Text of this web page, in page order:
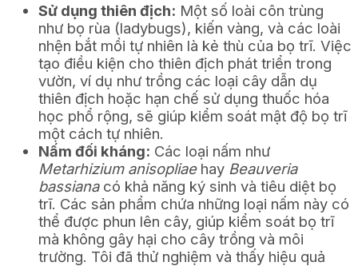
Sử dụng thiên địch: Một số loài côn trùng
như bọ rùa (ladybugs), kiến vàng, và các loài
nhện bắt mồi tự nhiên là kẻ thù của bọ trĩ. Việc
tạo điều kiện cho thiên địch phát triển trong
vườn, ví dụ như trồng các loại cây dẫn dụ
thiên địch hoặc hạn chế sử dụng thuốc hóa
học phổ rộng, sẽ giúp kiểm soát mật độ bọ trĩ
một cách tự nhiên.
Nấm đối kháng: Các loại nấm như
Metarhizium anisopliaehay Beauveria
bassianacó khả năng ký sinh và tiêu diệt bọ
trĩ. Các sản phẩm chứa những loại nấm này có
thể được phun lên cây, giúp kiểm soát bọ trĩ
mà không gây hại cho cây trồng và môi
trường. Tôi đã thử nghiệm và thấy hiệu quả